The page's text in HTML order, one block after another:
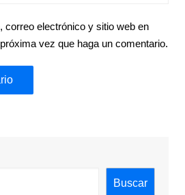
correo electrónico y sitio web en
vez que haga un comentario.
Buscar